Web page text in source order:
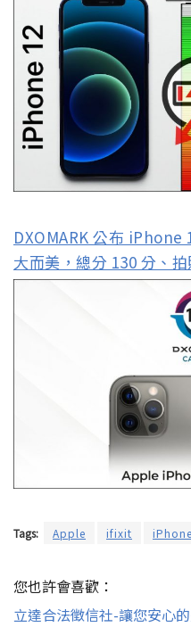
DXOMARK 公布 iPhone
大而美，總分 130 分、
Tags: Apple ifixit iPhone
您也許會喜歡：
立達合法徵信社-讓您安心